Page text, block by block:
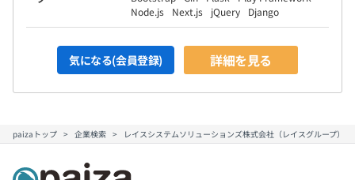
Node.js
Next.js jQuery Django
気になる(会員登録) 詳細を見る
paizaトップ 企業検索 レイスシステムソリューションズ株式会社（レイスグループ）